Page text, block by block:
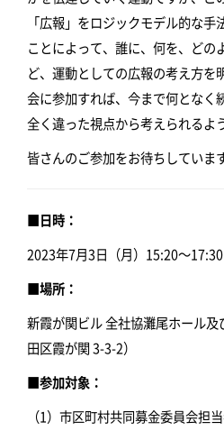
「広報」をロジックモデル的な
ことによって、誰に、何を、どの
ど、運動としての広報の考え方を
会に参加すれば、今まで何となく
全く違った視点から考えられるよ
皆さんのご参加をお待ちしていま
■日時：
2023年7月3日（月）15:20～17:30
■場所：
新霞が関ビル 全社協灘尾ホール
田区霞が関 3-3-2）
■参加対象：
（1）市区町村共同募金委員会担